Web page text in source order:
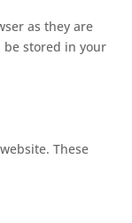
as they are
be stored in your
These